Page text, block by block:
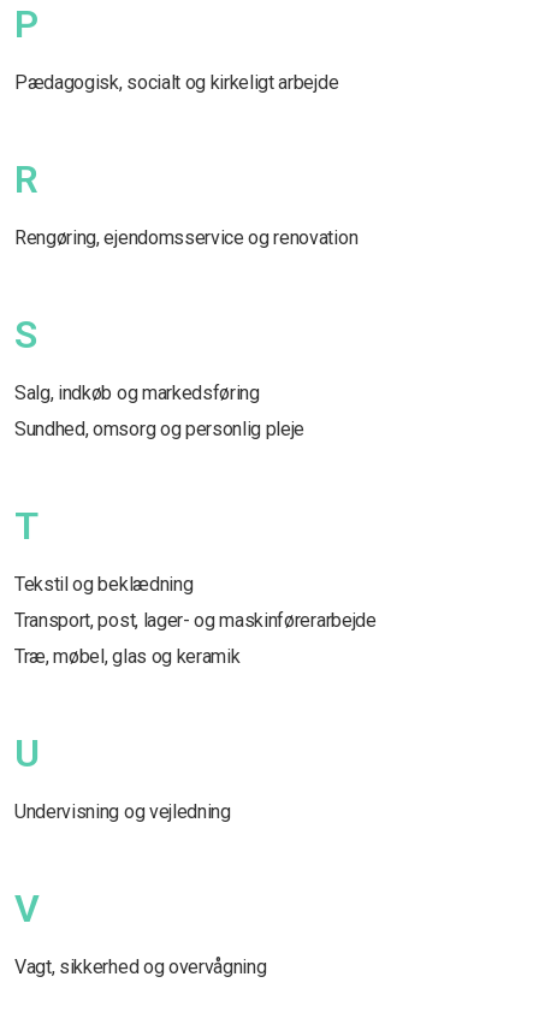
P
Pædagogisk, socialt og kirkeligt arbejde
R
Rengøring, ejendomsservice og renovation
S
Salg, indkøb og markedsføring
Sundhed, omsorg og personlig pleje
T
Tekstil og beklædning
Transport, post, lager- og maskinførerarbejde
Træ, møbel, glas og keramik
U
Undervisning og vejledning
V
Vagt, sikkerhed og overvågning